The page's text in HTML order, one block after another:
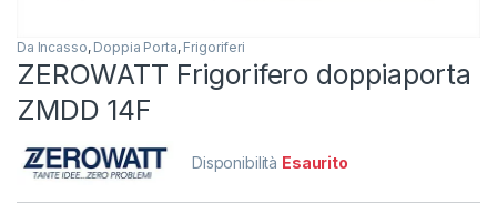
Da Incasso, Doppia Porta, Frigoriferi
ZEROWATT Frigorifero doppiaporta
ZMDD 14F
Disponibilità Esaurito